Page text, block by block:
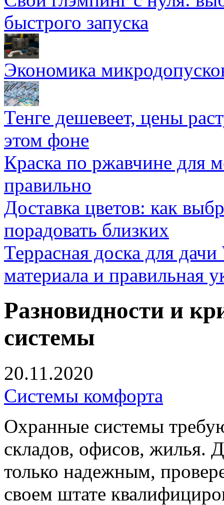
быстрого запуска
Экономика
Тенге дешевеет, цены
этом фоне
Краска по ржавчине для
правильно
Доставка цветов: как
порадовать близких
Террасная доска для
материала и правильная
Разновидности и
системы
20.11.2020
Системы комфорта
Охранные системы
складов, офисов, жилья.
только надежным,
своем штате